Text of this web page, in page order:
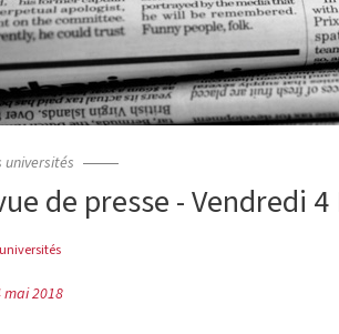
universités
de presse - Vendredi
mai 2018